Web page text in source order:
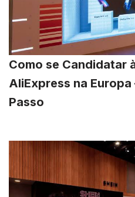
Como se Candidatar
AliExpress na
Passo